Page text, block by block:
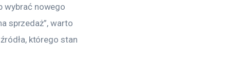
wybrać nowego
sprzedaż”, warto
którego stan